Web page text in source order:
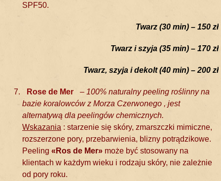
SPF50.
Twarz (30 min) – 150 zł
Twarz i szyja (35 min) – 170 zł
Twarz, szyja i dekolt (40 min) – 200 zł
Rose de Mer
– 100% naturalny peeling roślinny na
bazie koralowców z Morza Czerwonego , jest
alternatywą dla peelingów chemicznych.
Wskazania : starzenie się skóry, zmarszczki mimiczne,
rozszerzone pory, przebarwienia, blizny potrądzikowe.
Peeling «Ros de Mer» może być stosowany na
klientach w każdym wieku i rodzaju skóry, nie zależnie
od pory roku.